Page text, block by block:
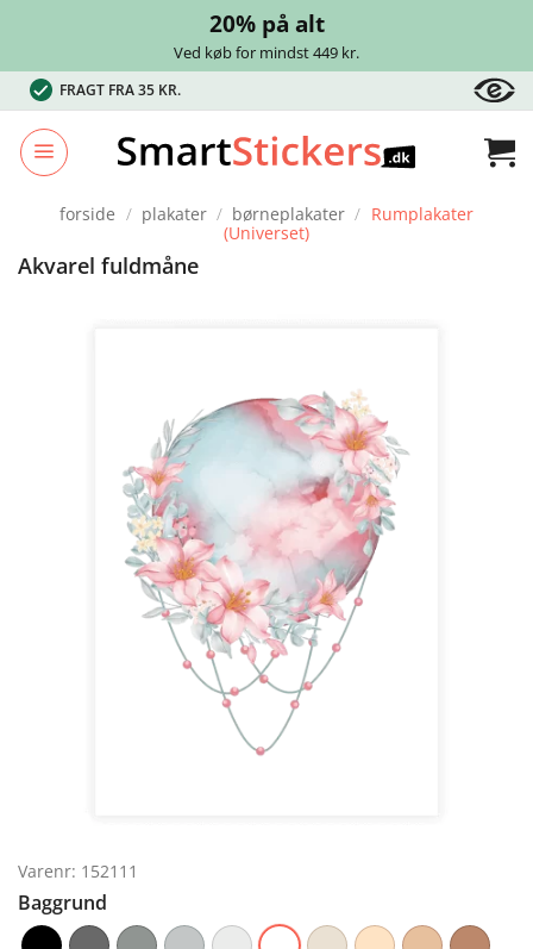
20% på alt
Ved køb for mindst 449 kr.
Fortsæt
til
indhold
FRAGT FRA 35 KR.
forside / plakater / børneplakater / Rumplakater
(universet)
Akvarel fuldmåne
Varenr: 152111
Baggrund